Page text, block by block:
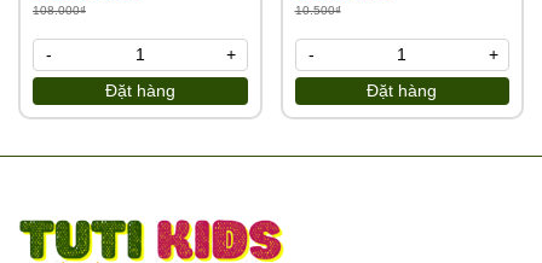
108.000₫
Đặt hàng
- +
10.500₫
Đặt hàng
- +